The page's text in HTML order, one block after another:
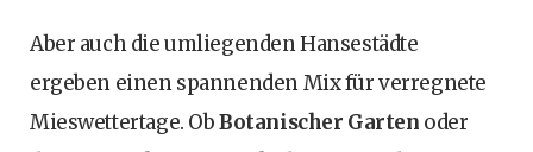
Aber auch die umliegenden Hansestädte
ergeben einen spannenden Mix für verregnete
Mieswettertage. ObBotanischer Garten oder